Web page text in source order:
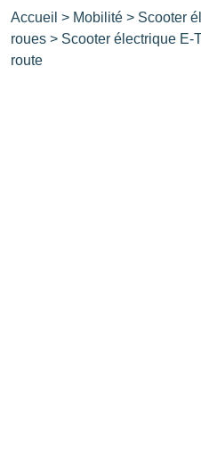
Accueil > Mobilité > Scooter
roues > Scooter électrique E-
route